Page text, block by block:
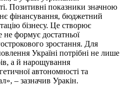
Позитивні показники значною
фінансування, бюджетний
бізнесу. Це створює
не формує достатньої
зростання. Для
Україні потрібні не лише
а й нарощування
автономності та
– зазначив Уракін.